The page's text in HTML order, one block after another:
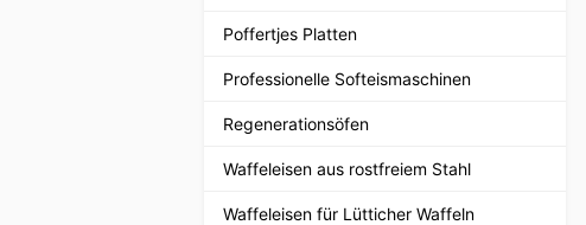
Poffertjes Platten
Professionelle Softeismaschinen
Regenerationsöfen
Waffeleisen aus rostfreiem Stahl
Waffeleisen für Lütticher Waffeln